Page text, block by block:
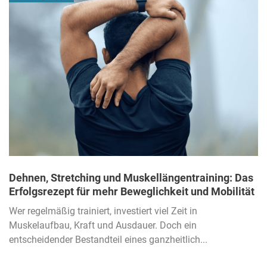
Dehnen, Stretching und Muskellängentraining: Das
Erfolgsrezept für mehr Beweglichkeit und Mobilität
Wer regelmäßig trainiert, investiert viel Zeit in
Muskelaufbau, Kraft und Ausdauer. Doch ein
entscheidender Bestandteil eines ganzheitlich...